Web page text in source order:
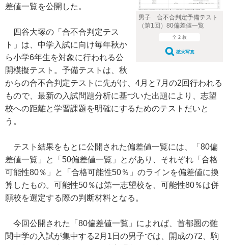
男子 合不合判定予備テスト
（第1回）80偏差値一覧
全 2 枚
拡大写真
差値一覧を公開した。
四谷大塚の「合不合判定テス
ト」は、中学入試に向け毎年秋か
ら小学6年生を対象に行われる公
開模擬テスト。予備テストは、秋
からの合不合判定テストに先がけ、4月と7月の2回行われる
もので、最新の入試問題分析に基づいた出題により、志望
校への距離と学習課題を明確にするためのテストだいと
う。
テスト結果をもとに公開された偏差値一覧には、「80偏
差値一覧」と「50偏差値一覧」とがあり、それぞれ「合格
可能性80％」と「合格可能性50％」のラインを偏差値に換
算したもの。可能性50％は第一志望校を、可能性80％は併
願校を選定する際の判断材料となる。
今回公開された「80偏差値一覧」によれば、首都圏の難
関中学の入試が集中する2月1日の男子では、開成の72、駒